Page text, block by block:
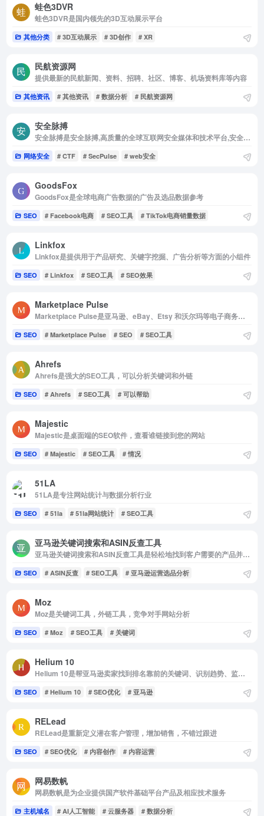
蛙色3DVR
蛙色3DVR是国内领先的3D互动展示平台
其他分类 # 3D互动展示 # 3D创作 # XR
民航资源网
提供最新的民航新闻、资料、招聘、社区、博客、机场资料库等内容
其他资讯 # 其他资讯 # 数据分析 # 民航资源网
安全脉搏
安全脉搏是安全脉搏,高质量的全球互联网安全媒体和技术平台,安全爱好者们交流与分享前沿安全技术的最佳社区。分享技术，悦享品质，关注安全，深耕安全是安全脉搏多年来不变的宗旨和初心。Sec...
网络安全 # CTF # SecPulse # web安全
GoodsFox
GoodsFox是全球电商广告数据的广告及选品数据参考
SEO # Facebook电商 # SEO工具 # TikTok电商销量数据
Linkfox
Linkfox是提供用于产品研究、关键字挖掘、广告分析等方面的小组件
SEO # Linkfox # SEO工具 # SEO效果
Marketplace Pulse
Marketplace Pulse是亚马逊、eBay、Etsy 和沃尔玛等电子商务市场上收集的数据
SEO # Marketplace Pulse # SEO # SEO工具
Ahrefs
Ahrefs是强大的SEO工具，可以分析关键词和外链
SEO # Ahrefs # SEO工具 # 可以帮助
Majestic
Majestic是桌面端的SEO软件，查看谁链接到您的网站
SEO # Majestic # SEO工具 # 情况
51LA
51LA是专注网站统计与数据分析行业
SEO # 51la # 51la网站统计 # SEO工具
亚马逊关键词搜索和ASIN反查工具
亚马逊关键词搜索和ASIN反查工具是轻松地找到客户需要的产品并提高他们的销售量
SEO # ASIN反查 # SEO工具 # 亚马逊运营选品分析
Moz
Moz是关键词工具，外链工具，竞争对手网站分析
SEO # Moz # SEO工具 # 关键词
Helium 10
Helium 10是帮亚马逊卖家找到排名靠前的关键词、识别趋势、监视竞争对手
SEO # Helium 10 # SEO优化 # 亚马逊
RELead
RELead是重新定义潜在客户管理，增加销售，不错过跟进
SEO # SEO优化 # 内容创作 # 内容运营
网易数帆
网易数帆是为企业提供国产软件基础平台产品及相应技术服务
主机域名 # AI人工智能 # 云服务器 # 数据分析